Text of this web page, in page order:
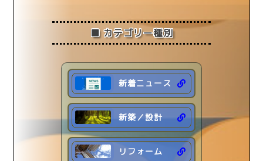
■ カテゴリー種別
新着ニュース
新築／設計
リフォーム